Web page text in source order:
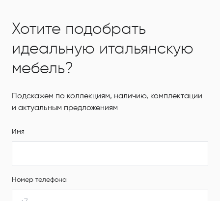
Хотите подобрать
идеальную итальянскую
мебель?
Подскажем по коллекциям, наличию, комплектации
и актуальным предложениям
Имя
Номер телефона